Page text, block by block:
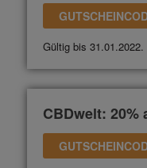
Gültig bis 31.01.2022.
CBDwelt: